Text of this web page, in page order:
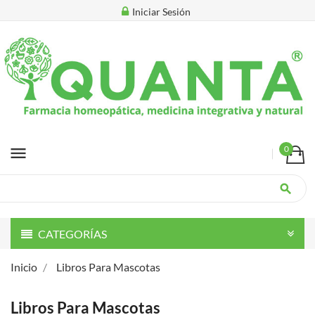
Iniciar Sesión
menu 0
search
CATEGORÍAS
Inicio Libros Para Mascotas
Libros Para Mascotas